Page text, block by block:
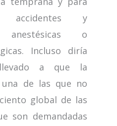
accidentes y
anestésicas o
Incluso diría
a que la
una de las que no
global de las
son demandadas